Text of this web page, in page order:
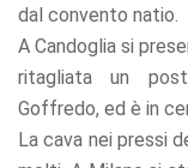
dal convento natio.
A Candoglia si
ritagliata un
Goffredo, ed è in
La cava nei pressi
from the
website.
Marketing
By sharing
your